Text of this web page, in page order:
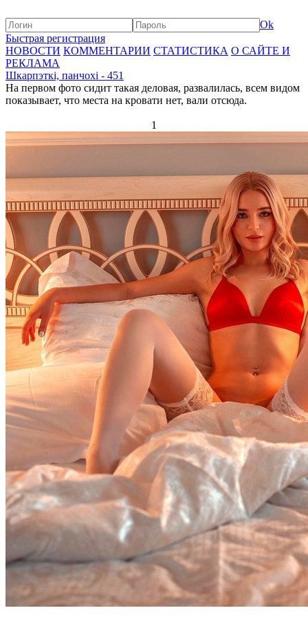
Ok
Быстрая регистрация
НОВОСТИ КОММЕНТАРИИ СТАТИСТИКА О САЙТЕ И
РЕКЛАМА
Шкарпэткі, панчохі - 451
На первом фото сидит такая деловая, развалилась, всем видом
показывает, что места на кровати нет, вали отсюда.
1